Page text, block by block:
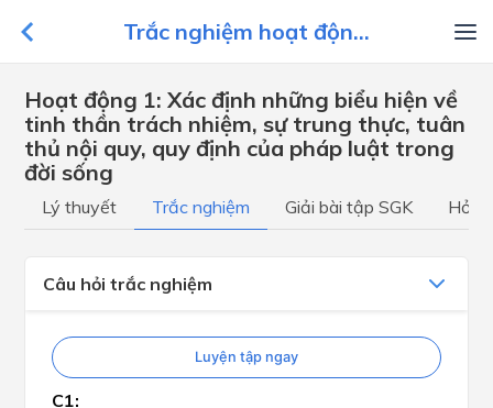
Trắc nghiệm hoạt độn...
Hoạt động 1: Xác định những biểu hiện về
tinh thần trách nhiệm, sự trung thực, tuân
thủ nội quy, quy định của pháp luật trong
đời sống
Lý thuyết Trắc nghiệm Giải bài tập SGK Hỏi
Câu hỏi trắc nghiệm
Luyện tập ngay